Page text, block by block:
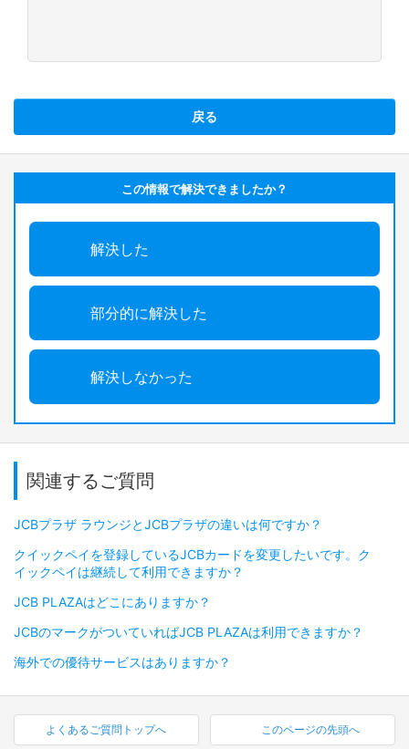
戻る
この情報で解決できましたか？
解決した
部分的に解決した
解決しなかった
関連するご質問
JCBプラザ ラウンジとJCBプラザの違いは何ですか？
クイックペイを登録しているJCBカードを変更したいです。ク
イックペイは継続して利用できますか？
JCB PLAZAはどこにありますか？
JCBのマークがついていればJCB PLAZAは利用できますか？
海外での優待サービスはありますか？
よくあるご質問トップへ このページの先頭へ